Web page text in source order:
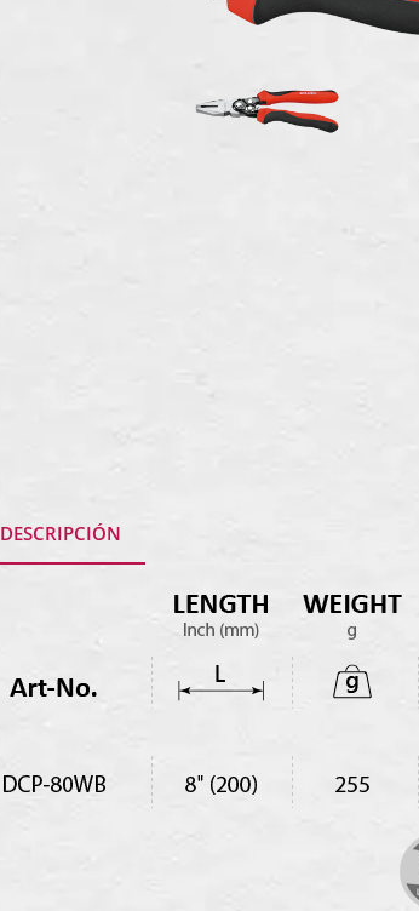
DESCRIPCIÓN